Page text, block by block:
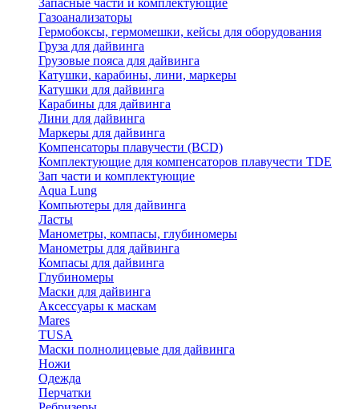
Запасные части и комплектующие
Газоанализаторы
Гермобоксы, гермомешки, кейсы для оборудования
Груза для дайвинга
Грузовые пояса для дайвинга
Катушки, карабины, лини, маркеры
Катушки для дайвинга
Карабины для дайвинга
Лини для дайвинга
Маркеры для дайвинга
Компенсаторы плавучести (BCD)
Комплектующие для компенсаторов плавучести TDE
Зап части и комплектующие
Aqua Lung
Компьютеры для дайвинга
Ласты
Манометры, компасы, глубиномеры
Манометры для дайвинга
Компасы для дайвинга
Глубиномеры
Маски для дайвинга
Аксессуары к маскам
Mares
TUSA
Маски полнолицевые для дайвинга
Ножи
Одежда
Перчатки